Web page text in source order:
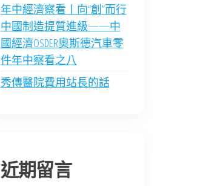
年中經濟察看丨向“創”而行
中國制造提質進級——中
國經濟OSDER奧斯德汽車零
件年中察看之八
秀傳醫院費用站長的話
近期留言